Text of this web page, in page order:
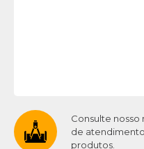
Consulte
de
produtos.